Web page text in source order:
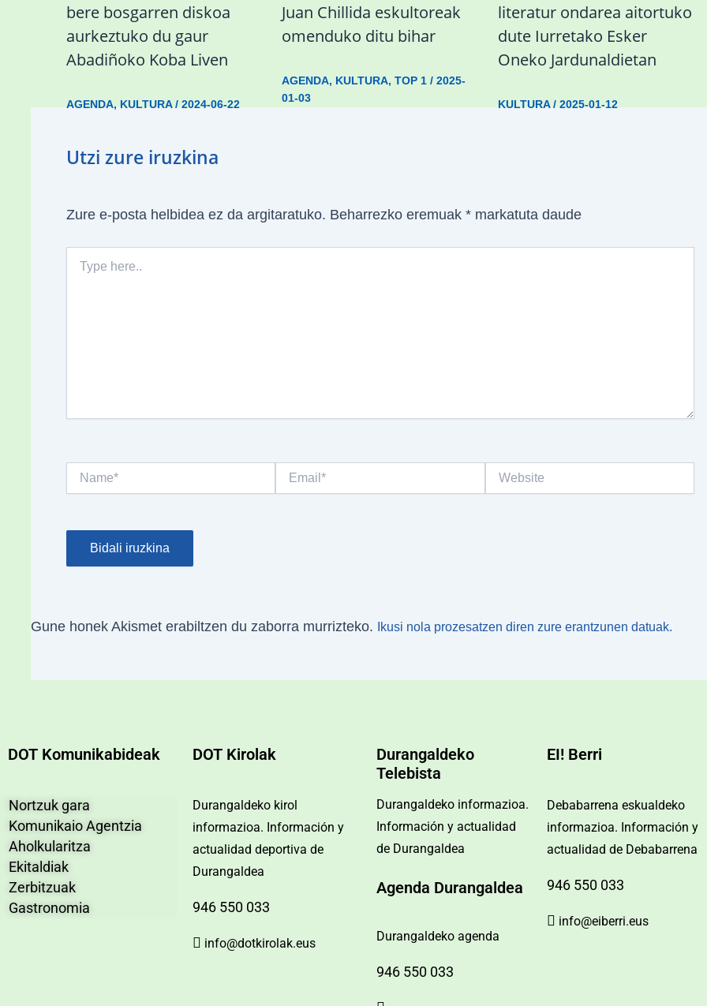
bere bosgarren diskoa
aurkeztuko du gaur
Abadiñoko Koba Liven
AGENDA, KULTURA/ 2024-06-22
Juan Chillida eskultoreak
omenduko ditu bihar
AGENDA, KULTURA,TOP 1 /2025-
01-03
literatur ondarea aitortuko
dute Iurretako Esker
Oneko Jardunaldietan
KULTURA/2025-01-12
Utzi zure iruzkina
Zure e-posta helbidea ez da argitaratuko. Beharrezko eremuak *markatuta daude
here..
Gune honek Akismet erabiltzen du zaborra murrizteko. Ikusi nola prozesatzen diren zure erantzunen datuak.
DOT Komunikabideak
Nortzuk gara
Komunikaio Agentzia
Aholkularitza
Ekitaldiak
Zerbitzuak
Gastronomia
DOT Kirolak
Durangaldeko kirol
informazioa. Información y
actualidad deportiva de
Durangaldea
946 550 033
info@dotkirolak.eus
Durangaldeko
Telebista
Durangaldeko informazioa.
Información y actualidad
de Durangaldea
Agenda Durangaldea
Durangaldeko agenda
946 550 033
EI! Berri
Debabarrena eskualdeko
informazioa. Información y
actualidad de Debabarrena
946 550 033
info@eiberri.eus